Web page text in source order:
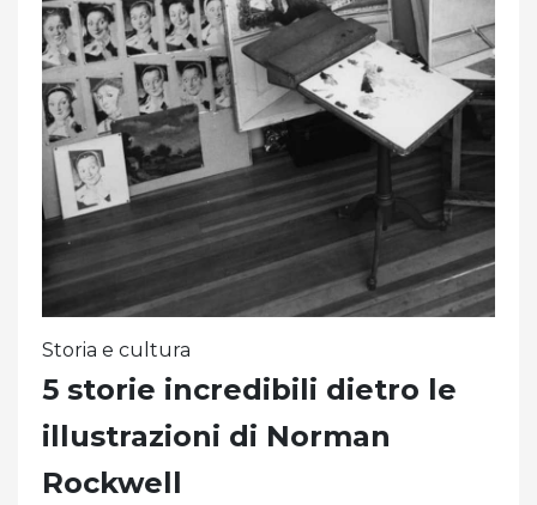
Storia e cultura
5 storie incredibili dietro le
illustrazioni di Norman
Rockwell